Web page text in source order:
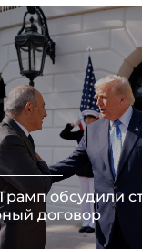
обсудили
договор